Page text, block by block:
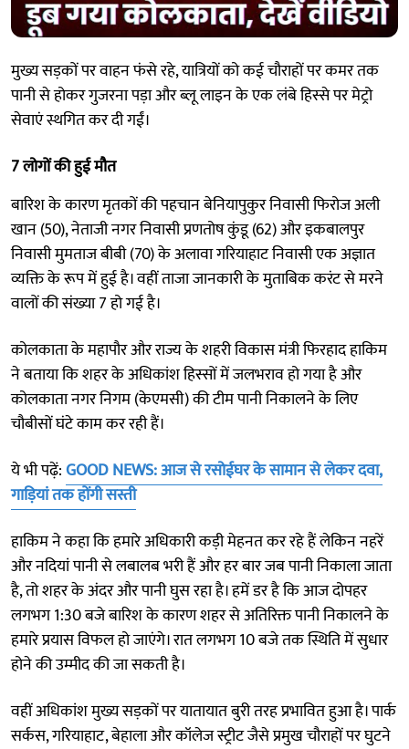
मुख्य सड़कों पर वाहन फंसे रहे, यात्रियों को कई चौराहों पर कमर तक
पानी से होकर गुजरना पड़ा और ब्लू लाइन के एक लंबे हिस्से पर मेट्रो
सेवाएं स्थगित कर दी गईं।
7 लोगों की हुई मौत
बारिश के कारण मृतकों की पहचान बेनियापुकुर निवासी फिरोज अली
खान (50), नेताजी नगर निवासी प्रणतोष कुंडू (62) और इकबालपुर
निवासी मुमताज बीबी (70) के अलावा गरियाहाट निवासी एक अज्ञात
व्यक्ति के रूप में हुई है। वहीं ताजा जानकारी के मुताबिक करंट से मरने
वालों की संख्या 7 हो गई है।
कोलकाता के महापौर और राज्य के शहरी विकास मंत्री फिरहाद हाकिम
ने बताया कि शहर के अधिकांश हिस्सों में जलभराव हो गया है और
कोलकाता नगर निगम (केएमसी) की टीम पानी निकालने के लिए
चौबीसों घंटे काम कर रही हैं।
ये भी पढ़ें:GOOD NEWS: आज से रसोईघर के सामान से लेकर दवा,
गाड़ियां तक होंगी सस्ती
हाकिम ने कहा कि हमारे अधिकारी कड़ी मेहनत कर रहे हैं लेकिन नहरें
और नदियां पानी से लबालब भरी हैं और हर बार जब पानी निकाला जाता
है, तो शहर के अंदर और पानी घुस रहा है। हमें डर है कि आज दोपहर
लगभग 1:30 बजे बारिश के कारण शहर से अतिरिक्त पानी निकालने के
हमारे प्रयास विफल हो जाएंगे। रात लगभग 10 बजे तक स्थिति में सुधार
होने की उम्मीद की जा सकती है।
वहीं अधिकांश मुख्य सड़कों पर यातायात बुरी तरह प्रभावित हुआ है। पार्क
सर्कस, गरियाहाट, बेहाला और कॉलेज स्ट्रीट जैसे प्रमुख चौराहों पर घुटने